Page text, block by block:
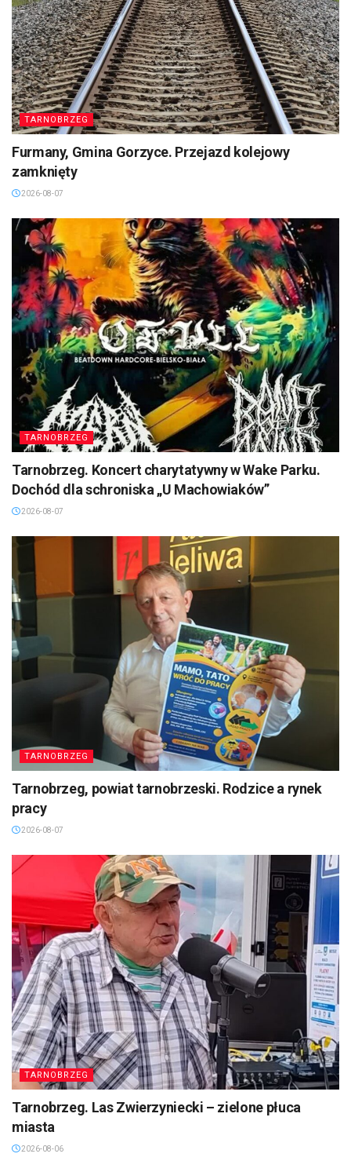
TARNOBRZEG
Furmany, Gmina Gorzyce. Przejazd kolejowy
zamknięty
2026-08-07
TARNOBRZEG
Tarnobrzeg. Koncert charytatywny w Wake Parku.
Dochód dla schroniska „U Machowiaków”
2026-08-07
TARNOBRZEG
Tarnobrzeg, powiat tarnobrzeski. Rodzice a rynek
pracy
2026-08-07
TARNOBRZEG
Tarnobrzeg. Las Zwierzyniecki – zielone płuca
miasta
2026-08-06